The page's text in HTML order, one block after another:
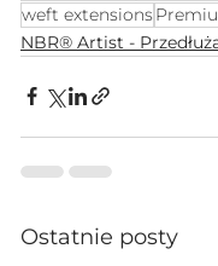
weft extensions
NBR® Artist -
Ostatnie posty